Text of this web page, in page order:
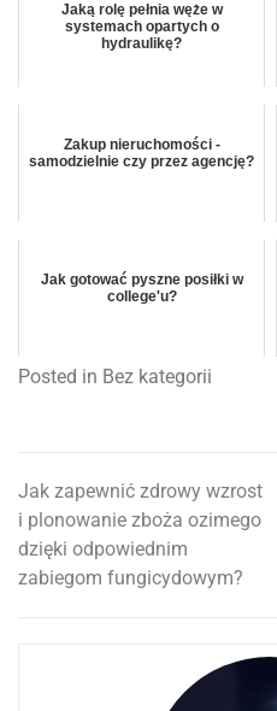
Jaką rolę pełnia węże w
systemach opartych o
hydraulikę?
Zakup nieruchomości -
samodzielnie czy przez agencję?
Jak gotować pyszne posiłki w
college'u?
Posted in Bez kategorii
Nawigacja
wpisu
Jak zapewnić zdrowy wzrost
i plonowanie zboża ozimego
dzięki odpowiednim
zabiegom fungicydowym?